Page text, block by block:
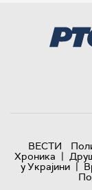
ВЕСТИ
Хроника |
у Украјини |